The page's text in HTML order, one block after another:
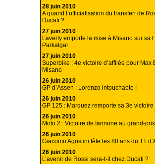
28 juin 2010
A quand l’officialisation du transfert de
Ducati ?
27 juin 2010
Laverty emporte la mise à Misano sur sa
Parkalgar
27 juin 2010
Superbike : 4e victoire d’affilée pour Max
Misano
26 juin 2010
GP d’Assen : Lorenzo intouchable !
26 juin 2010
GP 125 : Marquez remporte sa 3e victoire
26 juin 2010
Moto 2 : Victoire de Iannone au grand-prix
26 juin 2010
Giacomo Agostini fête les 80 ans du TT
26 juin 2010
L’avenir de Rossi sera-t-il chez Ducati ?